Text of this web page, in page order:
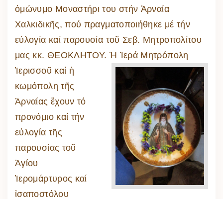
ὁμώνυμο Μοναστήρι του στήν Ἀρναία
Χαλκιδικῆς, πού πραγματοποιήθηκε μέ τήν
εὐλογία καί παρουσία τοῦ Σεβ. Μητροπολίτου
μας κκ. ΘΕΟΚΛΗΤΟΥ. Ἡ Ἱερά Μητρόπολη
Ἱερισσοῦ καί ἡ
κωμόπολη τῆς
Ἀρναίας ἔχουν τό
προνόμιο καί τήν
εὐλογία τῆς
παρουσίας τοῦ
Ἁγίου
Ἱερομάρτυρος καί
ἰσαποστόλου